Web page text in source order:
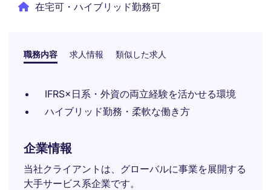
在宅可・ハイブリッド勤務可
職務内容 求人情報 類似した求人
IFRS×日系・外資の両立経験を活かせる環境
ハイブリッド勤務・柔軟な働き方
企業情報
当社クライアントは、グローバルに事業を展開する
大手サービス系企業です。